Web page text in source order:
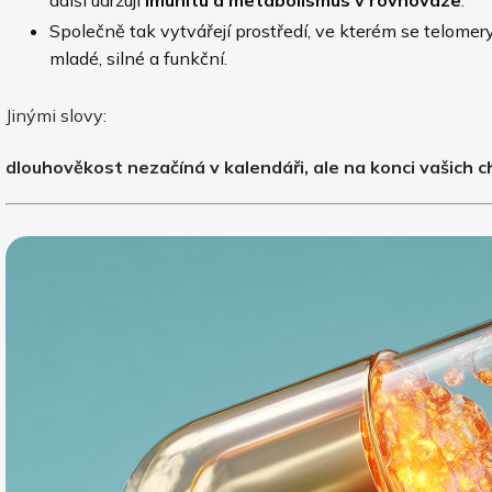
Společně tak vytvářejí prostředí, ve kterém se
mladé, silné a funkční.
Jinými slovy:
dlouhověkost nezačíná v kalendáři, ale na konci vašich